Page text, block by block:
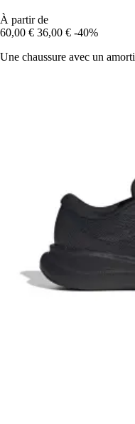
À partir de
60,00 € 36,00 € -40%
Une chaussure avec un